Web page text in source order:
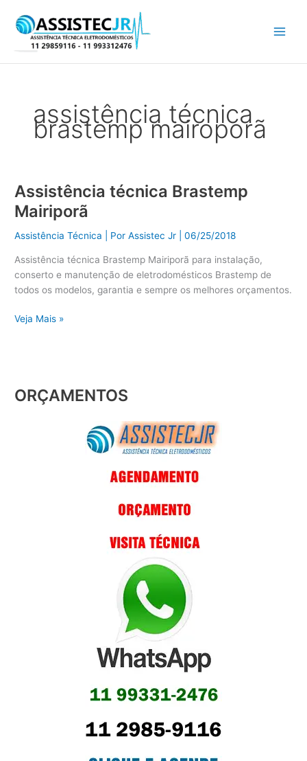
para
conteúdo
assistência técnica
brastemp mairoporã
Assistência técnica Brastemp
Mairiporã
Assistência Técnica | PorAssistec Jr |06/25/2018
Assistência técnica Brastemp Mairiporã para instalação,
conserto e manutenção de eletrodomésticos Brastemp de
todos os modelos, garantia e sempre os melhores orçamentos.
Assistência
técnica
Brastemp
Mairiporã
Veja Mais »
ORÇAMENTOS